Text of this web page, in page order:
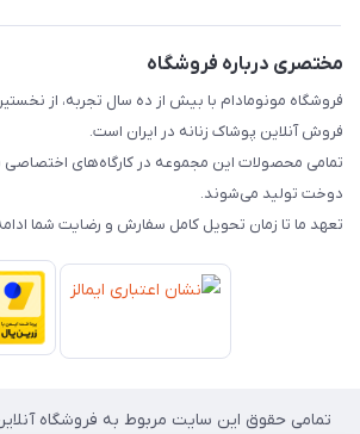
مختصری درباره فروشگاه
فروشگاه مونومادام با بیش از ده سال تجربه، از
فروش آنلاین پوشاک زنانه در ایران است.
تمامی محصولات این مجموعه در کارگاه‌های اختصاصی
دوخت تولید می‌شوند.
تعهد ما تا زمان تحویل کامل سفارش و رضایت شما
تمامی حقوق این سایت مربوط به فروشگاه